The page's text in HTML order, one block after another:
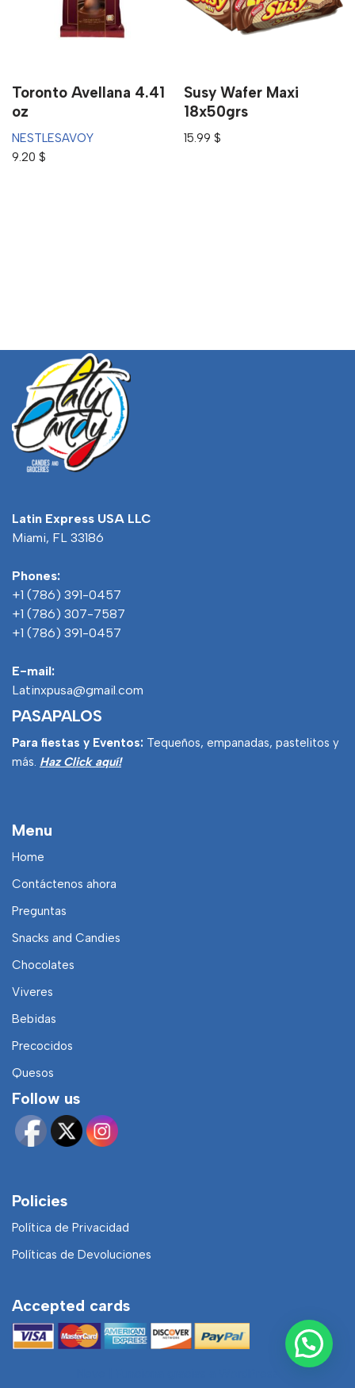
Toronto Avellana 4.41
oz
NESTLESAVOY
9.20 $
Susy Wafer Maxi
18x50grs
15.99$
Latin Express USA LLC
Miami, FL 33186
Phones:
+1 (786) 391-0457
+1 (786) 307-7587
+1 (786) 391-0457
E-mail:
Latinxpusa@gmail.com
PASAPALOS
Para fiestas y Eventos: Tequeños, empanadas, pastelitos y
más. Haz Click aquí!
Menu
Home
Contáctenos ahora
Preguntas
Snacks and Candies
Chocolates
Viveres
Bebidas
Precocidos
Quesos
Follow us
Policies
Política de Privacidad
Políticas de Devoluciones
Accepted cards